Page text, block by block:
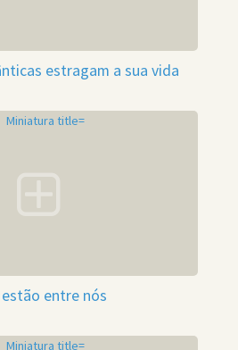
estragam a sua vida
estão entre nós